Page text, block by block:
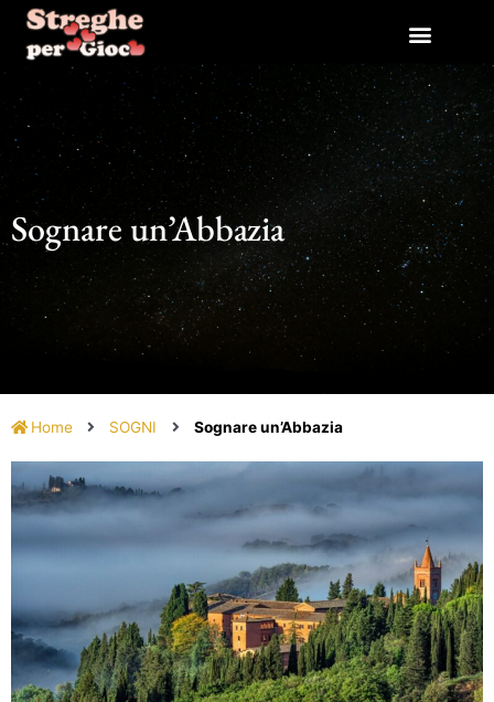
contenuto
Sognare un’Abbazia
Home SOGNI Sognare un’Abbazia